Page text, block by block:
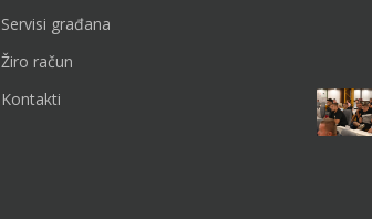
Servisi građana
Žiro račun
Kontakti